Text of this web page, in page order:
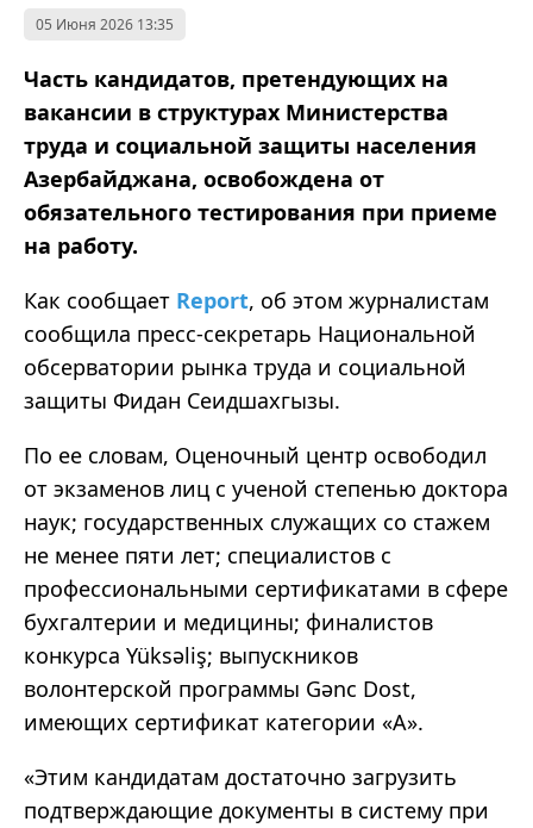
05 Июня 2026 13:35
Часть кандидатов, претендующих на
вакансии в структурах Министерства
труда и социальной защиты населения
Азербайджана, освобождена от
обязательного тестирования при приеме
на работу.
Как сообщает Report, об этом журналистам
сообщила пресс-секретарь Национальной
обсерватории рынка труда и социальной
защиты Фидан Сеидшахгызы.
По ее словам, Оценочный центр освободил
от экзаменов лиц с ученой степенью доктора
наук; государственных служащих со стажем
не менее пяти лет; специалистов с
профессиональными сертификатами в сфере
бухгалтерии и медицины; финалистов
конкурса Yüksəliş; выпускников
волонтерской программы Gənc Dost,
имеющих сертификат категории «А».
«Этим кандидатам достаточно загрузить
подтверждающие документы в систему при